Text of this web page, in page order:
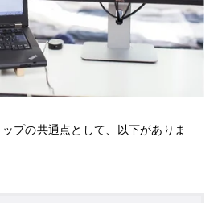
プの共通点として、以下がありま